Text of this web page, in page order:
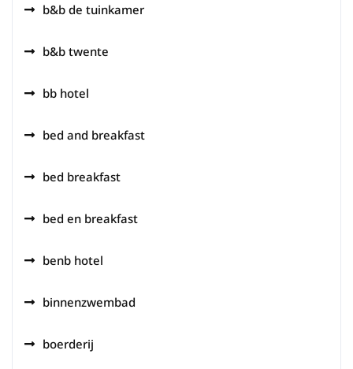
b&b de tuinkamer
b&b twente
bb hotel
bed and breakfast
bed breakfast
bed en breakfast
benb hotel
binnenzwembad
boerderij